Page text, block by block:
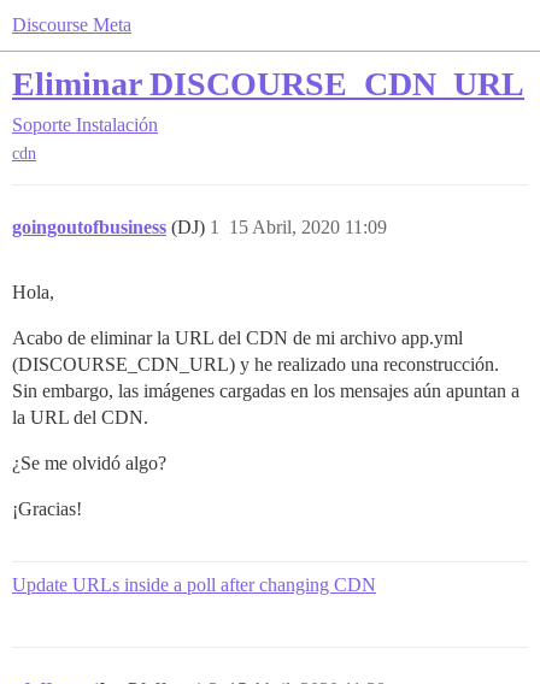
Discourse Meta
Eliminar DISCOURSE_CDN_URL
Soporte Instalación
cdn
goingoutofbusiness (DJ) 15 Abril, 2020 11:09
1
Hola,
Acabo de eliminar la URL del CDN de mi archivo app.yml
(DISCOURSE_CDN_URL) y he realizado una reconstrucción.
Sin embargo, las imágenes cargadas en los mensajes aún apuntan a
la URL del CDN.
¿Se me olvidó algo?
¡Gracias!
Update URLs inside a poll after changing CDN